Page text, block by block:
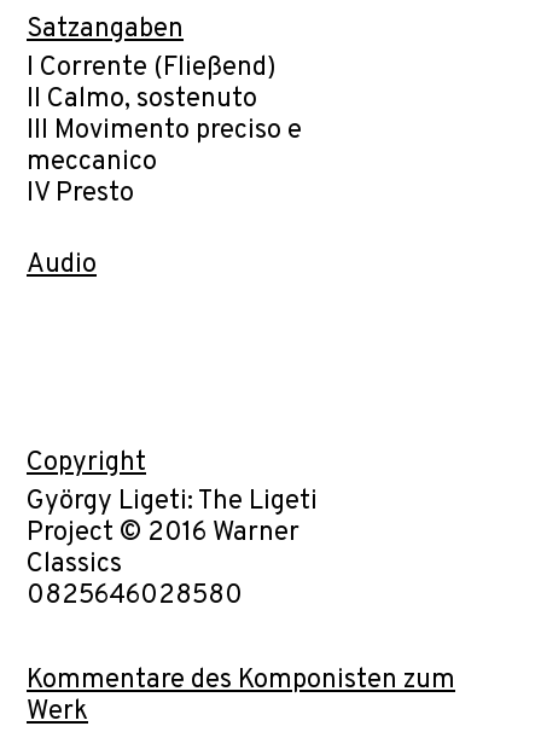
Satzangaben
I Corrente (Fließend)
II Calmo, sostenuto
III Movimento preciso e
meccanico
IV Presto
Audio
Copyright
György Ligeti: The Ligeti
Project © 2016 Warner
Classics
0825646028580
Kommentare des Komponisten zum
Werk